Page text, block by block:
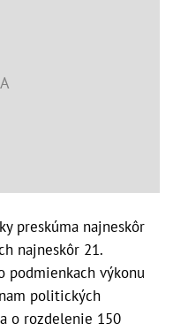
preskúma najneskôr
najneskôr 21.
podmienkach výkonu
politických
o rozdelenie 150